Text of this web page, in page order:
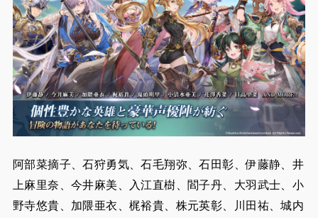
阿部菜摘子、石狩勇気、石毛翔弥、石田彰、伊藤静、井
上麻里奈、今井麻美、入江直樹、閻子丹、大羽武士、小
野寺悠貴、加隈亜衣、梶裕貴、株元英彰、川田祐、城内